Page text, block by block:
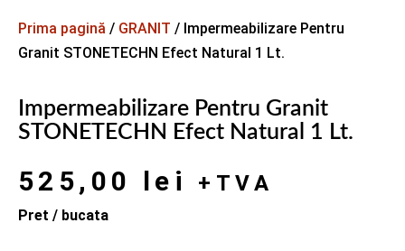
Prima pagină / GRANIT / Impermeabilizare Pentru
Granit STONETECHN Efect Natural 1 Lt.
Impermeabilizare Pentru Granit
STONETECHN Efect Natural 1 Lt.
525,00 lei +TVA
Pret / bucata